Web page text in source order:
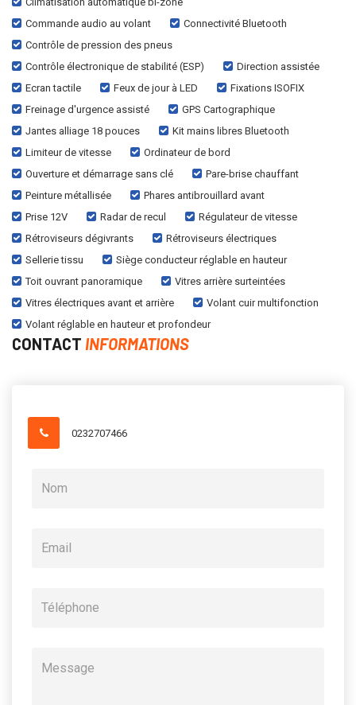
Commande audio au volant
Connectivité Bluetooth
Contrôle de pression des pneus
Contrôle électronique de stabilité (ESP)
Direction assistée
Ecran tactile
Feux de jour à LED
Fixations ISOFIX
Freinage d'urgence assisté
GPS Cartographique
Jantes alliage 18 pouces
Kit mains libres Bluetooth
Limiteur de vitesse
Ordinateur de bord
Ouverture et démarrage sans clé
Pare-brise chauffant
Peinture métallisée
Phares antibrouillard avant
Prise 12V
Radar de recul
Régulateur de vitesse
Rétroviseurs dégivrants
Rétroviseurs électriques
Sellerie tissu
Siège conducteur réglable en hauteur
Toit ouvrant panoramique
Vitres arrière surteintées
Vitres électriques avant et arrière
Volant cuir multifonction
Volant réglable en hauteur et profondeur
CONTACT INFORMATIONS
0232707466